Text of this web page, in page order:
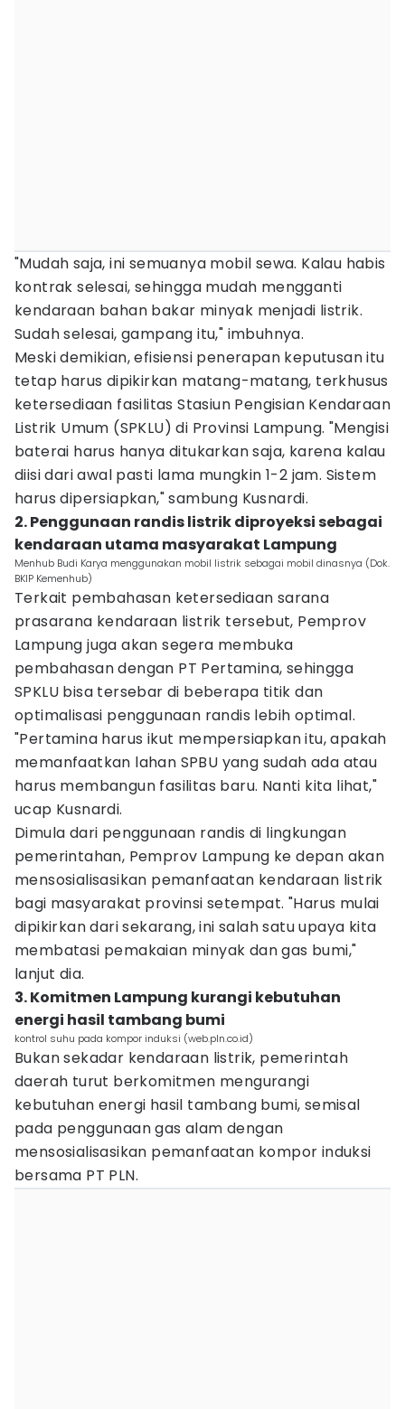
"Mudah saja, ini semuanya mobil sewa. Kalau habis
kontrak selesai, sehingga mudah mengganti
kendaraan bahan bakar minyak menjadi listrik.
Sudah selesai, gampang itu," imbuhnya.
Meski demikian, efisiensi penerapan keputusan itu
tetap harus dipikirkan matang-matang, terkhusus
ketersediaan fasilitas Stasiun Pengisian Kendaraan
Listrik Umum (SPKLU) di Provinsi Lampung. "Mengisi
baterai harus hanya ditukarkan saja, karena kalau
diisi dari awal pasti lama mungkin 1-2 jam. Sistem
harus dipersiapkan," sambung Kusnardi.
2. Penggunaan randis listrik diproyeksi sebagai
kendaraan utama masyarakat Lampung
Menhub Budi Karya menggunakan mobil listrik sebagai mobil dinasnya (Dok.
BKIP Kemenhub)
Terkait pembahasan ketersediaan sarana
prasarana kendaraan listrik tersebut, Pemprov
Lampung juga akan segera membuka
pembahasan dengan PT Pertamina, sehingga
SPKLU bisa tersebar di beberapa titik dan
optimalisasi penggunaan randis lebih optimal.
"Pertamina harus ikut mempersiapkan itu, apakah
memanfaatkan lahan SPBU yang sudah ada atau
harus membangun fasilitas baru. Nanti kita lihat,"
ucap Kusnardi.
Dimula dari penggunaan randis di lingkungan
pemerintahan, Pemprov Lampung ke depan akan
mensosialisasikan pemanfaatan kendaraan listrik
bagi masyarakat provinsi setempat. "Harus mulai
dipikirkan dari sekarang, ini salah satu upaya kita
membatasi pemakaian minyak dan gas bumi,"
lanjut dia.
3. Komitmen Lampung kurangi kebutuhan
energi hasil tambang bumi
kontrol suhu pada kompor induksi (web.pln.co.id)
Bukan sekadar kendaraan listrik, pemerintah
daerah turut berkomitmen mengurangi
kebutuhan energi hasil tambang bumi, semisal
pada penggunaan gas alam dengan
mensosialisasikan pemanfaatan kompor induksi
bersama PT PLN.